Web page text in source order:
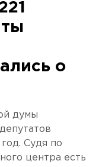
о
думы
Судя по
центра есть